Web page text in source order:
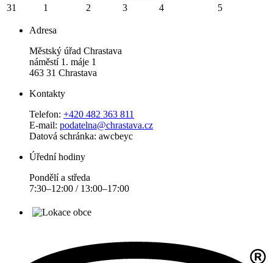
31 1 2 3 4 5
Adresa
Městský úřad Chrastava
náměstí 1. máje 1
463 31 Chrastava
Kontakty
Telefon: +420 482 363 811
E-mail: podatelna@chrastava.cz
Datová schránka: awcbeyc
Úřední hodiny
Pondělí a středa
7:30–12:00 / 13:00–17:00